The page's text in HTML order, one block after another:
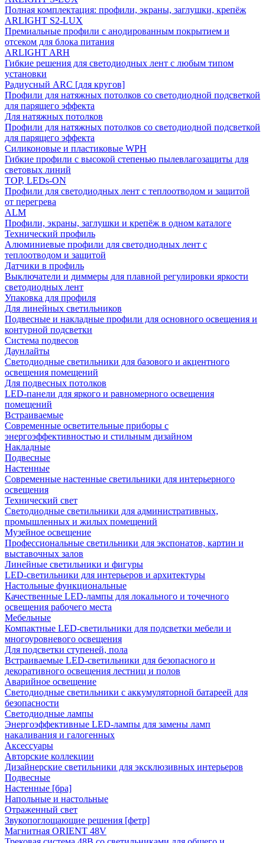
Полная комплектация: профили, экраны, заглушки, крепёж
ARLIGHT S2-LUX
Премиальные профили с анодированным покрытием и
отсеком для блока питания
ARLIGHT ARH
Гибкие решения для светодиодных лент с любым типом
установки
Радиусный ARC [для кругов]
Профили для натяжных потолков со светодиодной подсветкой
для парящего эффекта
Для натяжных потолков
Профили для натяжных потолков со светодиодной подсветкой
для парящего эффекта
Силиконовые и пластиковые WPH
Гибкие профили с высокой степенью пылевлагозащиты для
световых линий
TOP, LEDs-ON
Профили для светодиодных лент с теплоотводом и защитой
от перегрева
ALM
Профили, экраны, заглушки и крепёж в одном каталоге
Технический профиль
Алюминиевые профили для светодиодных лент с
теплоотводом и защитой
Датчики в профиль
Выключатели и диммеры для плавной регулировки яркости
светодиодных лент
Упаковка для профиля
Для линейных светильников
Подвесные и накладные профили для основного освещения и
контурной подсветки
Система подвесов
Даунлайты
Светодиодные светильники для базового и акцентного
освещения помещений
Для подвесных потолков
LED-панели для яркого и равномерного освещения
помещений
Встраиваемые
Современные осветительные приборы с
энергоэффективностью и стильным дизайном
Накладные
Подвесные
Настенные
Современные настенные светильники для интерьерного
освещения
Технический свет
Светодиодные светильники для административных,
промышленных и жилых помещений
Музейное освещение
Профессиональные светильники для экспонатов, картин и
выставочных залов
Линейные светильники и фигуры
LED-светильники для интерьеров и архитектуры
Настольные функциональные
Качественные LED-лампы для локального и точечного
освещения рабочего места
Мебельные
Компактные LED-светильники для подсветки мебели и
многоуровневого освещения
Для подсветки ступеней, пола
Встраиваемые LED-светильники для безопасного и
декоративного освещения лестниц и полов
Аварийное освещение
Светодиодные светильники с аккумуляторной батареей для
безопасности
Светодиодные лампы
Энергоэффективные LED-лампы для замены ламп
накаливания и галогенных
Аксессуары
Авторские коллекции
Дизайнерские светильники для эксклюзивных интерьеров
Подвесные
Настенные [бра]
Напольные и настольные
Отраженный свет
Звукопоглощающие решения [фетр]
Магнитная ORIENT 48V